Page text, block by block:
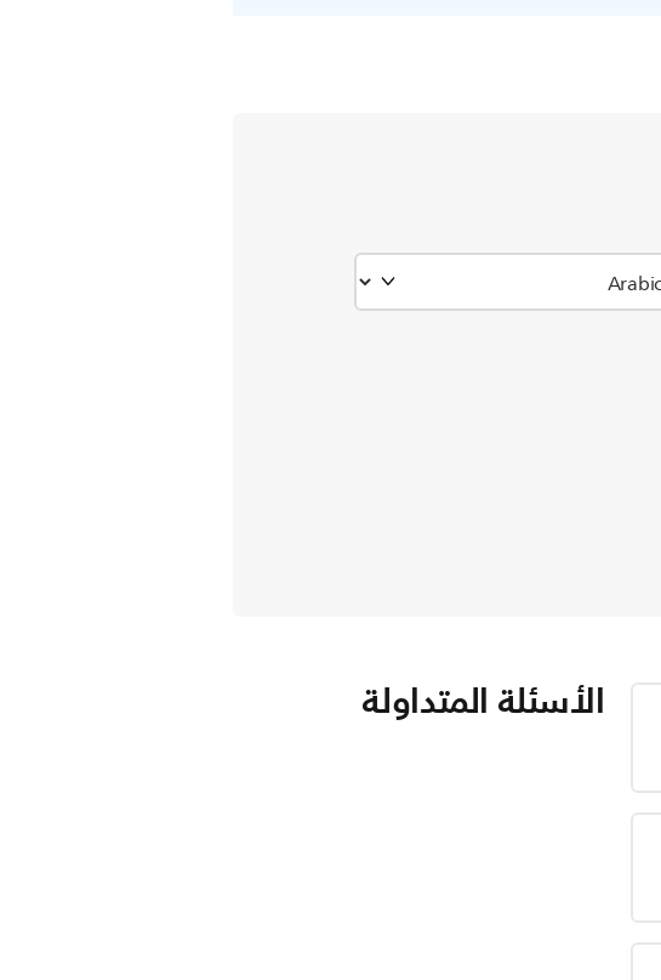
الأسئلة المتداولة